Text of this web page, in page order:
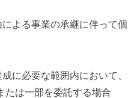
よる事業の承継に伴って個
に必要な範囲内において、
たは一部を委託する場合